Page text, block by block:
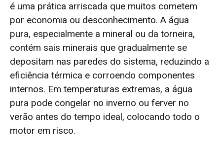
é uma prática arriscada que muitos cometem
por economia ou desconhecimento. A água
pura, especialmente a mineral ou da torneira,
contém sais minerais que gradualmente se
depositam nas paredes do sistema, reduzindo a
eficiência térmica e corroendo componentes
internos. Em temperaturas extremas, a água
pura pode congelar no inverno ou ferver no
verão antes do tempo ideal, colocando todo o
motor em risco.